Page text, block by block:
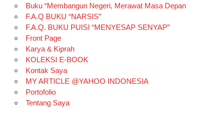
Buku “Membangun Negeri, Merawat Masa Depan
F.A.Q BUKU “NARSIS”
F.A.Q. BUKU PUISI “MENYESAP SENYAP”
Front Page
Karya & Kiprah
KOLEKSI E-BOOK
Kontak Saya
MY ARTICLE @YAHOO INDONESIA
Portofolio
Tentang Saya